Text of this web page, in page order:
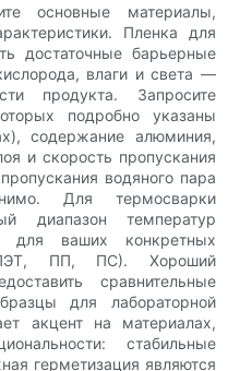
основные материалы,
Пленка для
достаточные барьерные
влаги и света —
продукта. Запросите
подробно указаны
содержание алюминия,
и скорость пропускания
водяного пара
Для термосварки
диапазон температур
ваших конкретных
ПЭТ, ПП, ПС). Хороший
сравнительные
для лабораторной
акцент на материалах,
стабильные
герметизация являются